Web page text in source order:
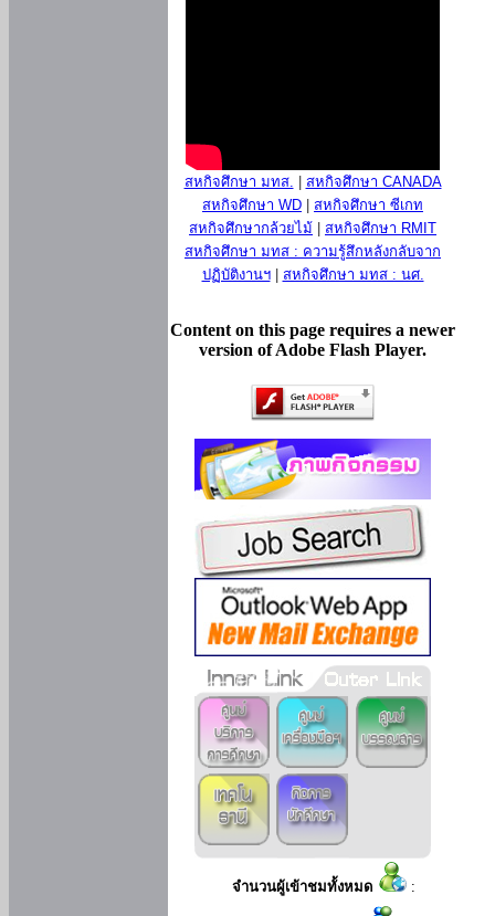
สหกิจศึกษา มทส.
สหกิจศึกษา CANADA
สหกิจศึกษา WD
สหกิจศึกษา ซีเกท
สหกิจศึกษากล้วยไม้
สหกิจศึกษา RMIT
สหกิจศึกษา มทส : ความรู้สึกหลังกลับจาก
ปฏิบัติงานฯ| สหกิจศึกษา มทส : นศ.
Content on this page requires a newer
version of Adobe Flash Player.
จำนวนผู้เข้าชมทั้งหมด :